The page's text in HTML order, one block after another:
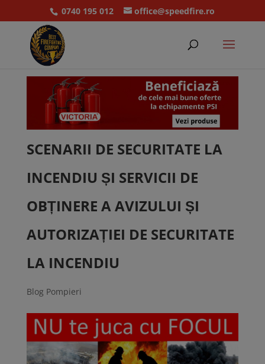
0740 195 012 office@speedfire.ro
SCENARII DE SECURITATE LA
INCENDIU ȘI SERVICII DE
OBȚINERE A AVIZULUI ȘI
AUTORIZAȚIEI DE SECURITATE
LA INCENDIU
Blog Pompieri